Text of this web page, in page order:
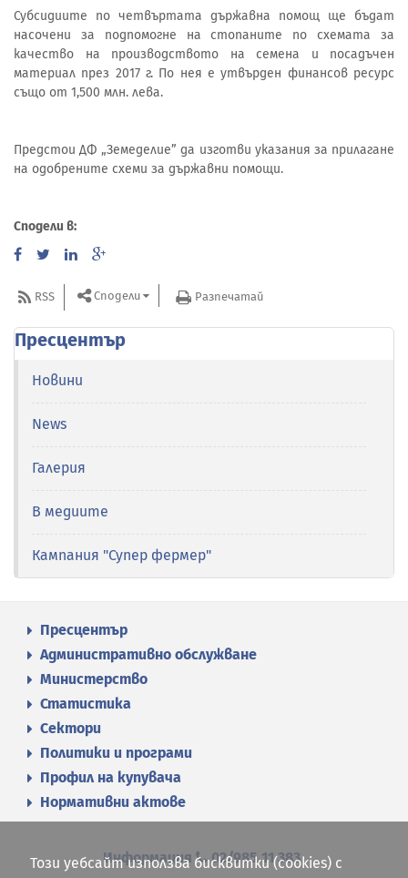
Субсидиите по четвъртата държавна помощ ще бъдат
насочени за подпомогне на стопаните по схемата за
качество на производството на семена и посадъчен
материал през 2017 г. По нея е утвърден финансов ресурс
също от 1,500 млн. лева.
Предстои ДФ „Земеделие” да изготви указания за прилагане
на одобрените схеми за държавни помощи.
Сподели в:
RSS Сподели Разпечатай
Пресцентър
Новини
News
Галерия
В медиите
Кампания "Супер фермер"
Пресцентър
Административно обслужване
Министерство
Статистика
Сектори
Политики и програми
Профил на купувача
Нормативни актове
Информация 02/985 11 383
Този уебсайт използва бисквитки (cookies) с